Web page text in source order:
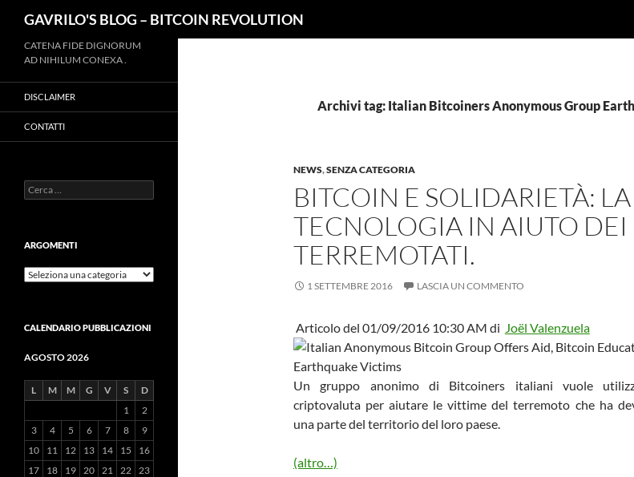
contenuto
GAVRILO'S BLOG – BITCOIN REVOLUTION
Archivi tag: Italian Bitcoiners Anonymous Group
NEWS,SENZA CATEGORIA
BITCOIN E SOLIDARIETÀ: LA
TECNOLOGIA IN AIUTO DEI
TERREMOTATI.
1 SETTEMBRE 2016 LASCIA UN COMMENTO
Articolo del 01/09/2016 10:30 AM di Joël Valenzuela
Un gruppo anonimo di Bitcoiners italiani vuole
criptovaluta per aiutare le vittime del terremoto che ha
una parte del territorio del loro paese.
(altro…)
CATENA FIDE DIGNORUM
AD NIHILUM CONEXA .
DISCLAIMER
CONTATTI
Ricerca
per:
ARGOMENTI
ARGOMENTI
CALENDARIO PUBBLICAZIONI
AGOSTO 2026
L M M G V S
D
1
2
3
4 5 6 7 8
9
10
11 12 13 14 15
16
17
18 19 20 21 22 23